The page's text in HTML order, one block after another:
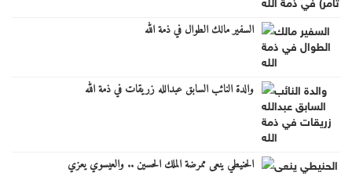
السفير مالك الطوال في ذمة الله
والدة النائب السابق عبدالله زريقات في ذمة الله
الحنيطي ينعى ممرضة الملك الحسين .. والعيسوي يعزي